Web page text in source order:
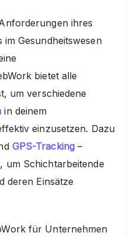
ihres
im Gesundheitswesen
bietet alle
um verschiedene
in deinem
einzusetzen. Dazu
GPS-Tracking–
um Schichtarbeitende
deren Einsätze
für Unternehmen